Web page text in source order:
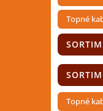
p
n
Topné
Topné